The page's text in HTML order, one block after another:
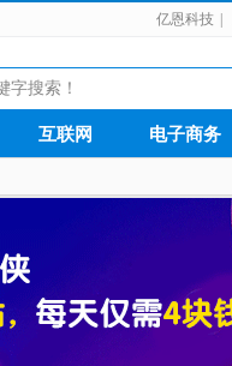
亿恩科技
互联网 电子商务